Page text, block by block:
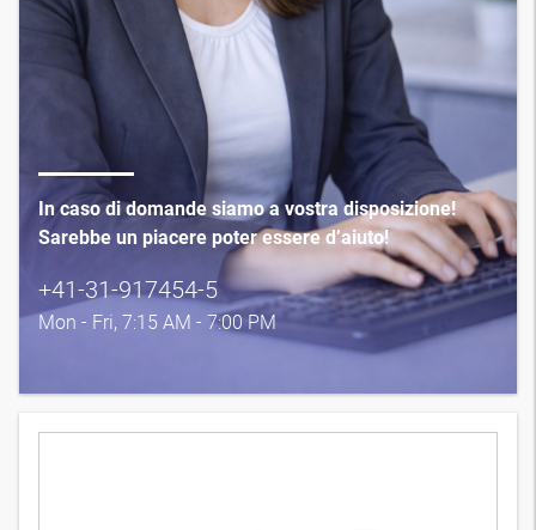
In caso di domande siamo a vostra disposizione!
Sarebbe un piacere poter essere d’aiuto!
+41-31-917454-5
Mon - Fri, 7:15 AM - 7:00 PM